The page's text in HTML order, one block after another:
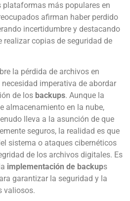
plataformas más populares en
afirman haber perdido
incertidumbre y destacando
copias de seguridad de
la pérdida de archivos en
imperativa de abordar
de los backups. Aunque la
almacenamiento en la nube,
lleva a la asunción de que
seguros, la realidad es que
sistema o ataques cibernéticos
de los archivos digitales. Es
implementación de backups
garantizar la seguridad y la
valiosos.